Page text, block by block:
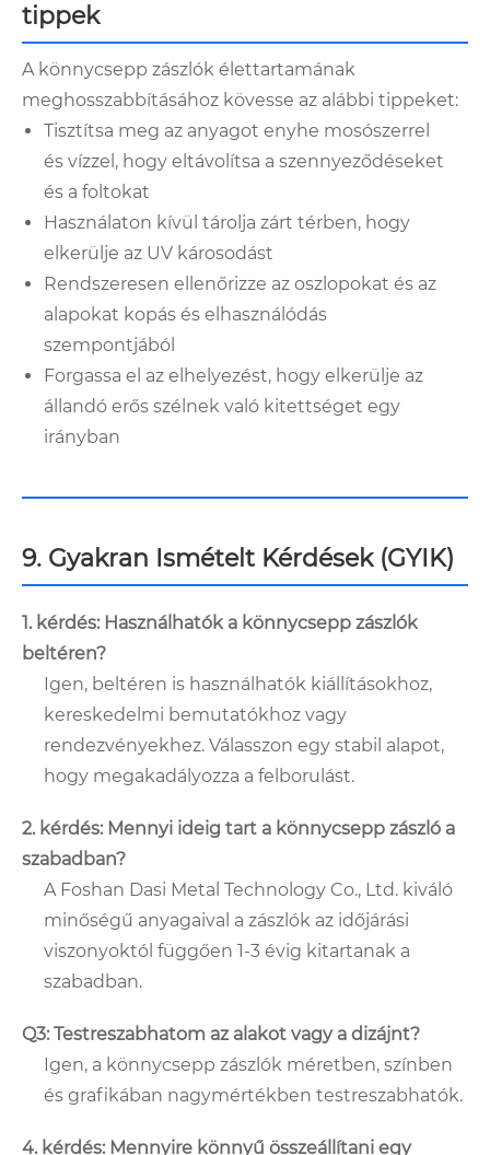
tippek
A könnycsepp zászlók élettartamának
meghosszabbításához kövesse az alábbi tippeket:
Tisztítsa meg az anyagot enyhe mosószerrel
és vízzel, hogy eltávolítsa a szennyeződéseket
és a foltokat
Használaton kívül tárolja zárt térben, hogy
elkerülje az UV károsodást
Rendszeresen ellenőrizze az oszlopokat és az
alapokat kopás és elhasználódás
szempontjából
Forgassa el az elhelyezést, hogy elkerülje az
állandó erős szélnek való kitettséget egy
irányban
9. Gyakran Ismételt Kérdések (GYIK)
1. kérdés: Használhatók a könnycsepp zászlók
beltéren?
Igen, beltéren is használhatók kiállításokhoz,
kereskedelmi bemutatókhoz vagy
rendezvényekhez. Válasszon egy stabil alapot,
hogy megakadályozza a felborulást.
2. kérdés: Mennyi ideig tart a könnycsepp zászló a
szabadban?
A Foshan Dasi Metal Technology Co., Ltd. kiváló
minőségű anyagaival a zászlók az időjárási
viszonyoktól függően 1-3 évig kitartanak a
szabadban.
Q3: Testreszabhatom az alakot vagy a dizájnt?
Igen, a könnycsepp zászlók méretben, színben
és grafikában nagymértékben testreszabhatók.
4. kérdés: Mennyire könnyű összeállítani egy